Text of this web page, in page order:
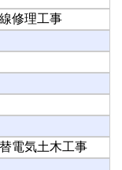
修理工事
電気土木工事